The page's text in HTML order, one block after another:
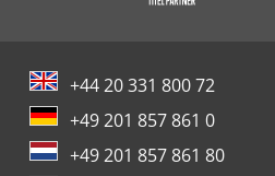
+44 20 331 800 72
+49 201 857 861 0
+49 201 857 861 80